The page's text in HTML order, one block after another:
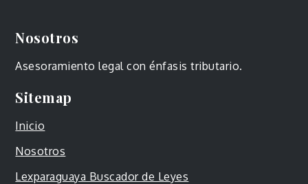
Nosotros
Asesoramiento legal con énfasis tributario.
Sitemap
Inicio
Nosotros
Lexparaguaya Buscador de Leyes